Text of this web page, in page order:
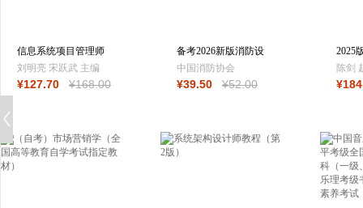
信息系统项目管理师
教程（第4版）
刘明亮 宋跃武 主编
张树玲 刘玲 王喜升
¥127.70 ¥168.00
备考2026新版消防设
施操作员（中级
中国消防协会
¥39.50 ¥52.00
2025
合能
陈剑
著 ；
¥184